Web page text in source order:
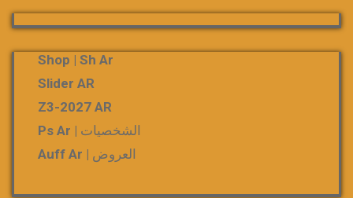
Shop | Sh Ar
Slider AR
Z3-2027 AR
الشخصيات | Ps Ar
العروض | Auff Ar